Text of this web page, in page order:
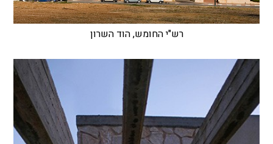
רש"י החומש, הוד השרון